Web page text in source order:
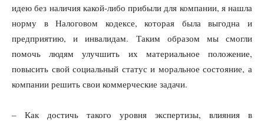
идею без наличия какой-либо прибыли для компании, я нашла
норму в Налоговом кодексе, которая была выгодна и
предприятию, и инвалидам. Таким образом мы смогли
помочь людям улучшить их материальное положение,
повысить свой социальный статус и моральное состояние, а
компании решить свои коммерческие задачи.
– Как достичь такого уровня экспертизы, влияния в